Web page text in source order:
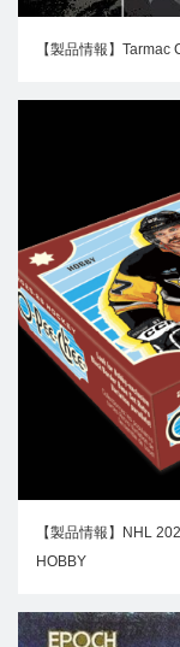
【製品情報】
【製品情報】NHL
HOBBY